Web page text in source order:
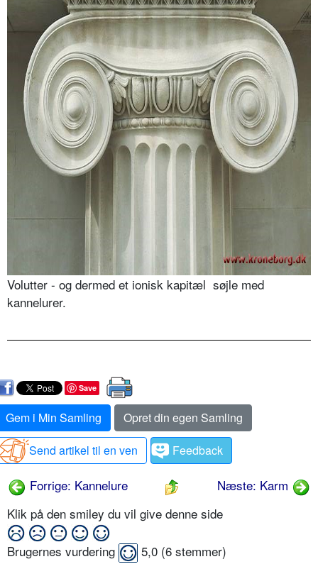
Volutter - og dermed et ionisk kapitæl søjle med
kannelurer.
Save
Gem i Min Samling
Opret din egen Samling
Send artikel til en ven
Feedback
Forrige: Kannelure
Næste: Karm
Klik på den smiley du vil give denne side
Brugernes vurdering 5,0 (6 stemmer)